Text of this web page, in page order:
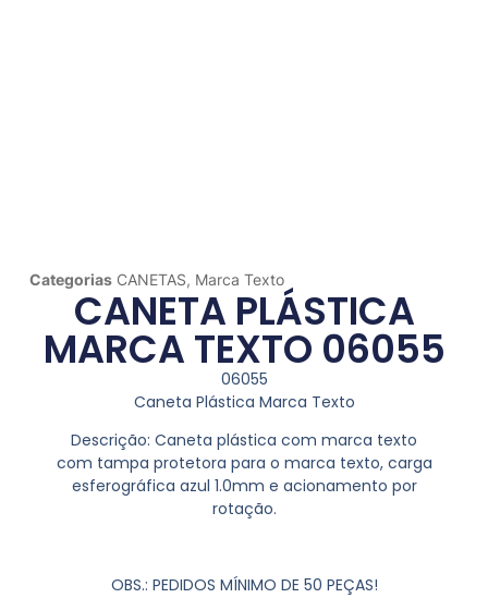
Categorias CANETAS, Marca Texto
CANETA PLÁSTICA
MARCA TEXTO 06055
06055
Caneta Plástica Marca Texto
Descrição: Caneta plástica com marca texto
com tampa protetora para o marca texto, carga
esferográfica azul 1.0mm e acionamento por
rotação.
OBS.: PEDIDOS MÍNIMO DE 50 PEÇAS!